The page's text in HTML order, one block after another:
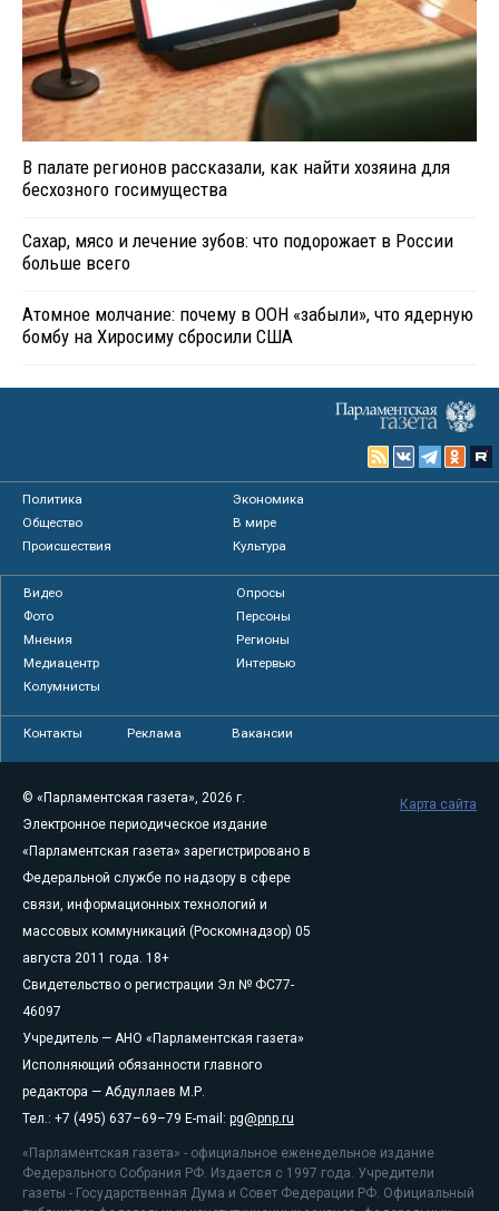
В палате регионов рассказали, как найти хозяина для
бесхозного госимущества
Сахар, мясо и лечение зубов: что подорожает в России
больше всего
Атомное молчание: почему в ООН «забыли», что ядерную
бомбу на Хиросиму сбросили США
Политика
Экономика
Общество
В мире
Происшествия
Культура
Видео
Опросы
Фото
Персоны
Мнения
Регионы
Медиацентр
Интервью
Колумнисты
Контакты Реклама Вакансии
© «Парламентская газета», 2026 г.
Электронное периодическое издание
«Парламентская газета» зарегистрировано в
Федеральной службе по надзору в сфере
связи, информационных технологий и
массовых коммуникаций (Роскомнадзор) 05
августа 2011 года. 18+
Свидетельство о регистрации Эл № ФС77-
46097
Учредитель — АНО «Парламентская газета»
Исполняющий обязанности главного
редактора — Абдуллаев М.Р.
Тел.: +7 (495) 637–69–79 E-mail: pg@pnp.ru
«Парламентская газета» - официальное еженедельное издание
Федерального Собрания РФ. Издается с 1997 года. Учредители
газеты - Государственная Дума и Совет Федерации РФ. Официальный
Карта сайта